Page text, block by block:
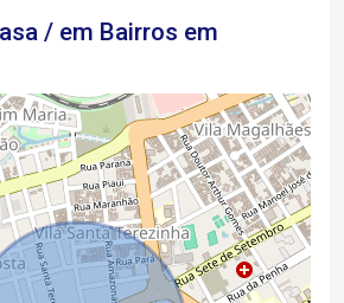
/ em Bairros em